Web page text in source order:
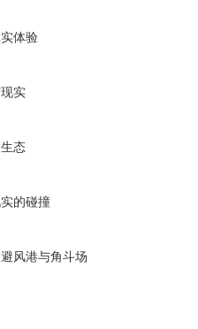
体验
实
态
的碰撞
风港与角斗场